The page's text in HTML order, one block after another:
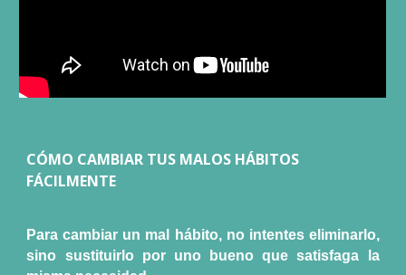
CÓMO CAMBIAR TUS MALOS HÁBITOS
FÁCILMENTE
Para cambiar un mal hábito, no intentes eliminarlo,
sino sustituirlo por uno bueno que satisfaga la